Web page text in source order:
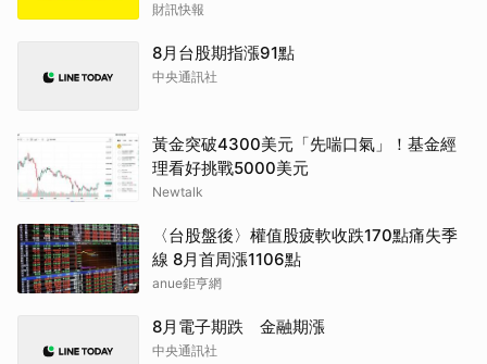
財訊快報
8月台股期指漲91點
中央通訊社
黃金突破4300美元「先喘口氣」！基金經
理看好挑戰5000美元
Newtalk
〈台股盤後〉權值股疲軟收跌170點痛失季
線 8月首周漲1106點
anue鉅亨網
8月電子期跌 金融期漲
中央通訊社